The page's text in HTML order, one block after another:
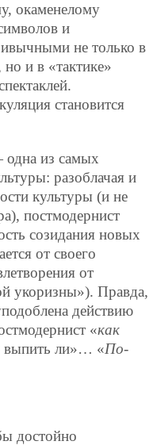
окаменелому
и
не только в
и в «тактике»
становится
из самых
разоблачая и
культуры (и не
постмодернист
созидания новых
от своего
от
укоризны»). Правда,
действию
«как
выпить ли»… «По-
достойно